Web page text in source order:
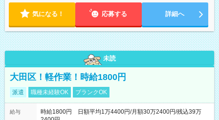
気になる！ 応募する 詳細へ
未読
大田区！軽作業！時給1800円
派遣 職種未経験OK ブランクOK
給与
時給1800円 日額平均1万4400円/月額30万2400円/残込39万